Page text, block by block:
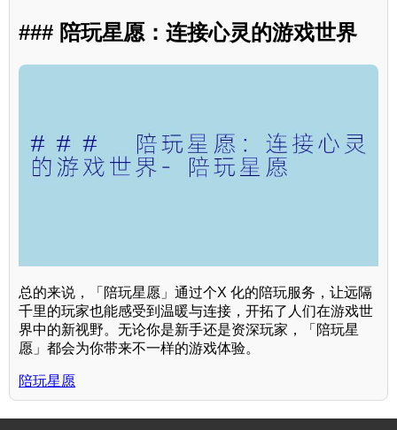
### 陪玩星愿：连接心灵的游戏世界
总的来说，「陪玩星愿」通过个X 化的陪玩服务，让远隔
千里的玩家也能感受到温暖与连接，开拓了人们在游戏世
界中的新视野。无论你是新手还是资深玩家，「陪玩星
愿」都会为你带来不一样的游戏体验。
陪玩星愿